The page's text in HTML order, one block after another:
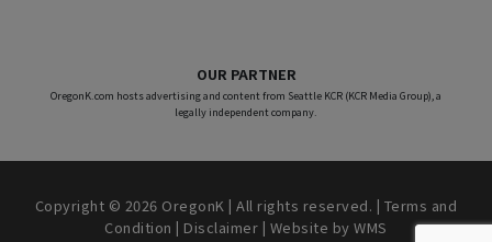
OUR PARTNER
OregonK.com hosts advertising and content from Seattle KCR (KCR Media Group), a
legally independent company.
Copyright © 2026 OregonK | All rights reserved. | Terms and
Condition | Disclaimer | Website byWMS